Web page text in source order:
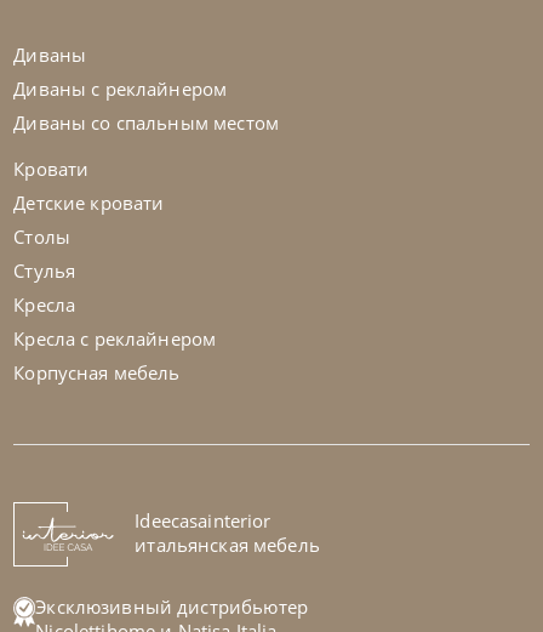
Диваны
Диваны с реклайнером
Диваны со спальным местом
Кровати
Детские кровати
Столы
Стулья
Кресла
Кресла с реклайнером
Корпусная мебель
Ideecasainterior
итальянская мебель
Эксклюзивный дистрибьютер